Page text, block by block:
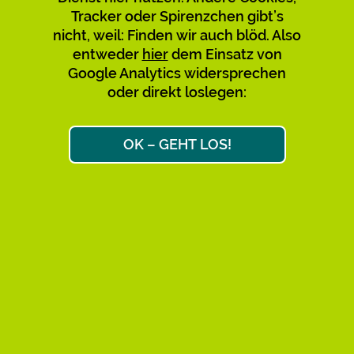
Verwirrung mit den bestehenden
zu vermeiden, empfehlen wir,
diese nicht mehr zu nutzen und zu
teilen. Bitte sagt’s auch den
Max & Max
Tracker oder Spirenzchen gibt’s
nicht, weil: Finden wir auch blöd. Also
entweder hierdem Einsatz von
Google Analytics widersprechen
oder direkt loslegen:
OK – GEHT LOS!